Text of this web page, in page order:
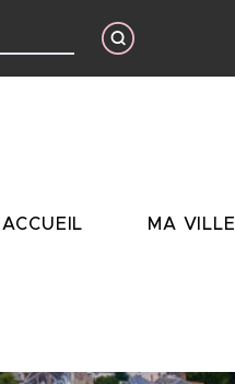
ACCUEIL MA VILLE